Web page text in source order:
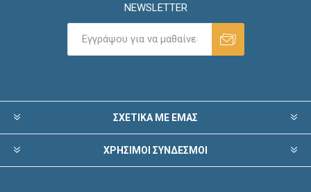
NEWSLETTER
ΣΧΕΤΙΚΑ ΜΕ ΕΜΑΣ
ΧΡΗΣΙΜΟΙ ΣΥΝΔΕΣΜΟΙ